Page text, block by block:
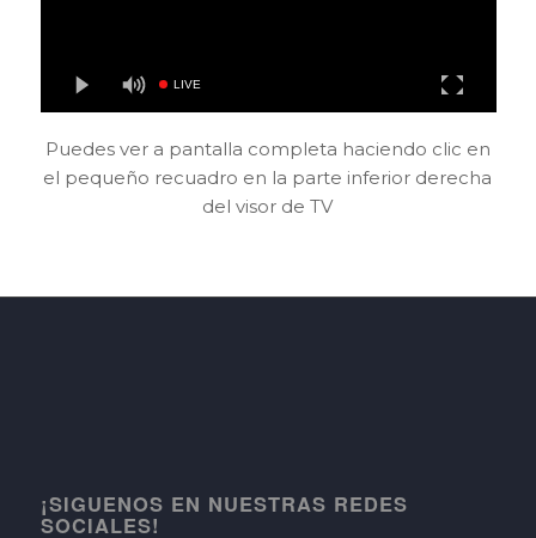
Puedes ver a pantalla completa haciendo clic en
el pequeño recuadro en la parte inferior derecha
del visor de TV
¡SIGUENOS EN NUESTRAS REDES
SOCIALES!